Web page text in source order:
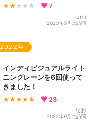
★★ ★★★ 7
umi
2023年9月に訪問
2022年
インディビジュアルライト
ニングレーンを6回使って
きました！
★★★★★ 23
なお
2022年9月に訪問